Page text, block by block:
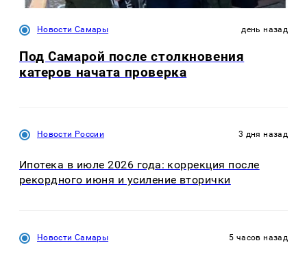
Новости Самары день назад
Под Самарой после столкновения
катеров начата проверка
Новости России 3 дня назад
Ипотека в июле 2026 года: коррекция после
рекордного июня и усиление вторички
Новости Самары 5 часов назад